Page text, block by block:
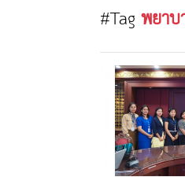
#Tagพยา